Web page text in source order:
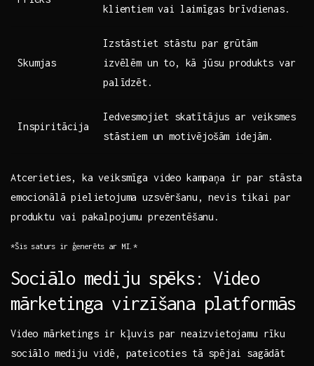
klientiem vai laimīgas brīvdienas.⁣
Skumjas
Izstāstiet stāstu par grūtām
izvēlēm ‍un to, kā jūsu produkts​ var
​palīdzēt.
Inspiritācija
Iedvesmojiet skatītājus ar veiksmes
stāstiem un ‌motivējošām idejām.
Atcerieties, ka veiksmīga video kampaņa ir par stāsta
‍emocionālā pielietojuma uzsvēršanu, nevis tikai par
produktu vai pakalpojumu prezentēšanu.
*Šis saturs ir ģenerēts ar MI.*
Sociālo mediju spēks: Video
mārketinga virzīšana platformās
Video mārketings ‍ir kļuvis par neaizvietojamu rīku
sociālo mediju vidē, pateicoties tā spējai sagādāt